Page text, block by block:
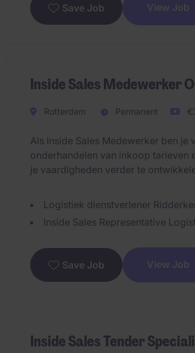
Save Job View Job
Inside Sales Medewerker
Rotterdam Permanent
Als Inside Sales Medewerker ben
onderhandelen van inkoop tarieven
je vaardigheden verder te
Logistiek dienstverlener
Inside Sales Representative
Save Job View Job
Inside Sales Tender